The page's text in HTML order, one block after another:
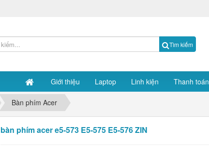
Tìm kiếm
Giới thiệu Laptop Linh kiện Thanh toán
Bàn phím Acer
bàn phím acer e5-573 E5-575 E5-576 ZIN